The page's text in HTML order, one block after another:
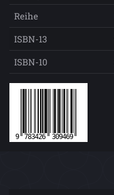
Reihe
ISBN-13
ISBN-10